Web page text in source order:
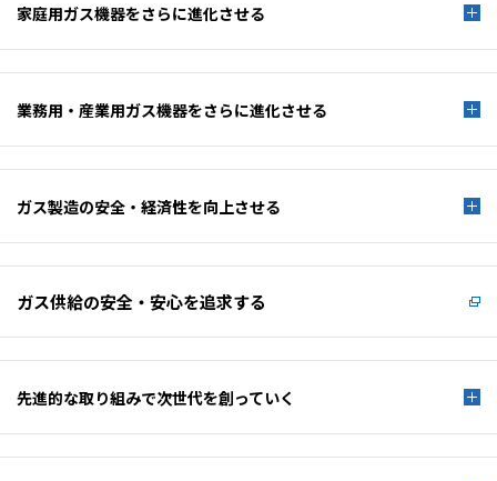
家庭用ガス機器をさらに進化させる
業務用・産業用ガス機器をさらに進化させる
ガス製造の安全・経済性を向上させる
ガス供給の安全・安心を追求する
先進的な取り組みで次世代を創っていく